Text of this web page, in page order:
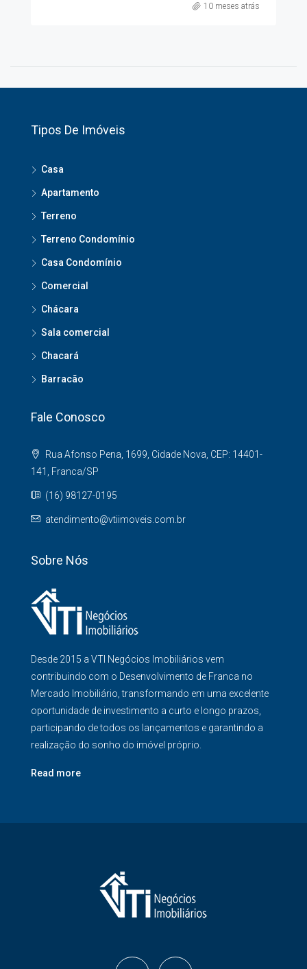
10 meses atrás
Tipos De Imóveis
Casa
Apartamento
Terreno
Terreno Condomínio
Casa Condomínio
Comercial
Chácara
Sala comercial
Chacará
Barracão
Fale Conosco
Rua Afonso Pena, 1699, Cidade Nova, CEP: 14401-
141, Franca/SP
(16) 98127-0195
atendimento@vtiimoveis.com.br
Sobre Nós
Desde 2015 a VTI Negócios Imobiliários vem
contribuindo com o Desenvolvimento de Franca no
Mercado Imobiliário, transformando em uma excelente
oportunidade de investimento a curto e longo prazos,
participando de todos os lançamentos e garantindo a
realização do sonho do imóvel próprio.
Read more